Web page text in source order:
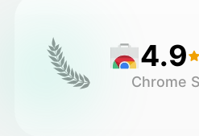
أدوات أخرى 4.9
Chrome